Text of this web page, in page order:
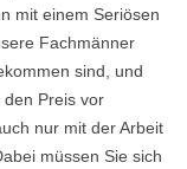
mit einem Seriösen
Fachmänner
sind, und
Preis vor
nur mit der Arbeit
müssen Sie sich